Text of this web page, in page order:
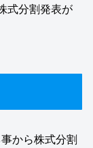
式分割発表が
から株式分割